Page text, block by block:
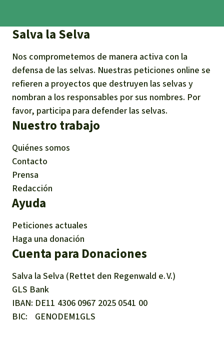
Salva la Selva
Nos comprometemos de manera activa con la
defensa de las selvas. Nuestras peticiones online se
refieren a proyectos que destruyen las selvas y
nombran a los responsables por sus nombres. Por
favor, participa para defender las selvas.
Nuestro trabajo
Quiénes somos
Contacto
Prensa
Redacción
Ayuda
Peticiones actuales
Haga una donación
Cuenta para Donaciones
Salva la Selva (Rettet den Regenwald e. V.)
GLS Bank
IBAN DE11 4306 0967 2025 0541 00
BIC
GENODEM1GLS